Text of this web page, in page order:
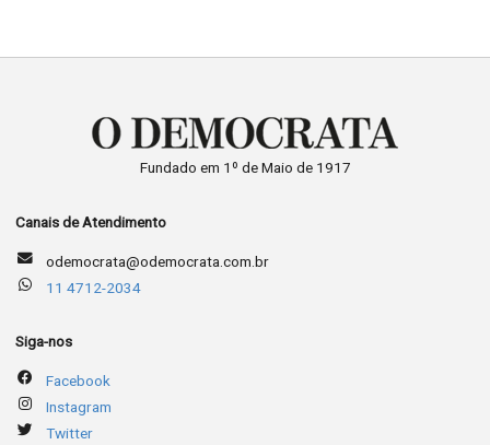
Fundado em 1º de Maio de 1917
Canais de Atendimento
odemocrata@odemocrata.com.br
11 4712-2034
Siga-nos
Facebook
Instagram
Twitter